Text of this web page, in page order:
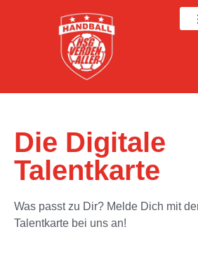
Die Digitale
Talentkarte
Was passt zu Dir? Melde Dich mit
Talentkarte bei uns an!